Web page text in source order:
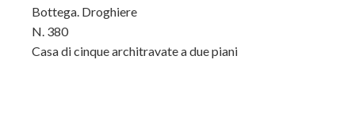
Bottega. Droghiere
N. 380
Casa di cinque architravate a due piani